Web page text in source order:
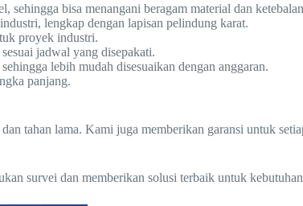
bisa menangani beragam material dan
lengkap dengan lapisan pelindung karat.
proyek industri.
jadwal yang disepakati.
lebih mudah disesuaikan dengan anggaran.
panjang.
tahan lama. Kami juga memberikan garansi untuk
survei dan memberikan solusi terbaik untuk